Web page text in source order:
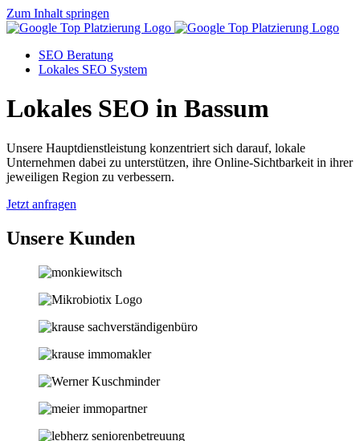
Zum Inhalt springen
SEO Beratung
Lokales SEO System
Lokales SEO in Bassum
Unsere Hauptdienstleistung konzentriert sich darauf, lokale
Unternehmen dabei zu unterstützen, ihre Online-Sichtbarkeit in ihrer
jeweiligen Region zu verbessern.
Jetzt anfragen
Unsere Kunden